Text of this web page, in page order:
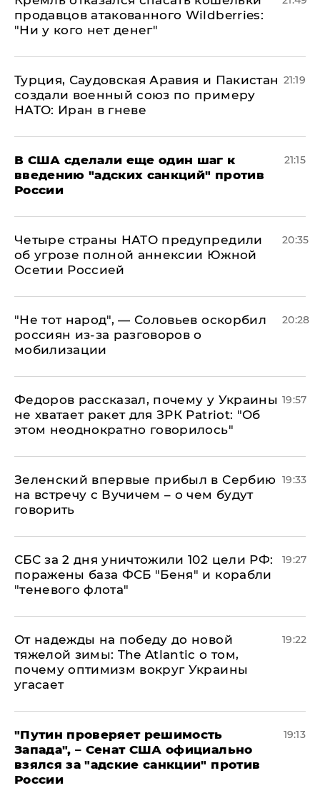
продавцов атакованного Wildberries:
"Ни у кого нет денег"
Турция, Саудовская Аравия и Пакистан
создали военный союз по примеру
НАТО: Иран в гневе
21:19
В США сделали еще один шаг к
введению "адских санкций" против
России
21:15
Четыре страны НАТО предупредили
об угрозе полной аннексии Южной
Осетии Россией
20:35
​"Не тот народ", — Соловьев оскорбил
россиян из-за разговоров о
мобилизации
20:28
Федоров рассказал, почему у Украины
не хватает ракет для ЗРК Patriot: "Об
этом неоднократно говорилось"
19:57
Зеленский впервые прибыл в Сербию
на встречу с Вучичем – о чем будут
говорить
19:33
СБС за 2 дня уничтожили 102 цели РФ:
поражены база ФСБ "Беня" и корабли
"теневого флота"
19:27
От надежды на победу до новой
тяжелой зимы: The Atlantic о том,
почему оптимизм вокруг Украины
угасает
19:22
"Путин проверяет решимость
Запада", – Сенат США официально
взялся за "адские санкции" против
России
19:13